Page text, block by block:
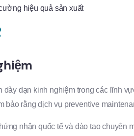
hiệu quả sản xuất
dạn kinh nghiệm trong các lĩnh
bảo rằng dịch vụ preventive
nhận quốc tế và đào tạo chuyên